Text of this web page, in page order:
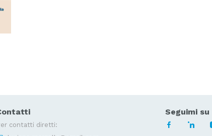
contatti diretti:
Seguimi su